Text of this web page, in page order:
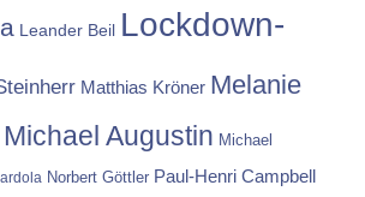
Leander Beil Lockdown-
Matthias Kröner Melanie
Michael Augustin Michael
Norbert Göttler Paul-Henri Campbell